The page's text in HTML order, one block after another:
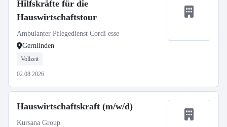
Hilfskräfte für die
Hauswirtschaftstour
Ambulanter Pflegedienst Cordi esse
Gernlinden
Vollzeit
02.08.2026
Hauswirtschaftskraft (m/w/d)
Kursana Group